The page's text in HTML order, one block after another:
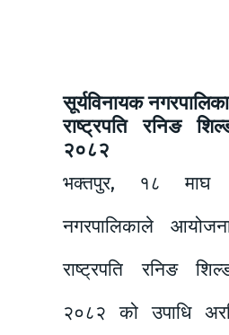
सूर्यविनायक
राष्ट्रपति रनिङ
२०८२
भक्तपुर, १८ माघ :
नगरपालिकाले
राष्ट्रपति रनिङ
२०८२ को उपाधि